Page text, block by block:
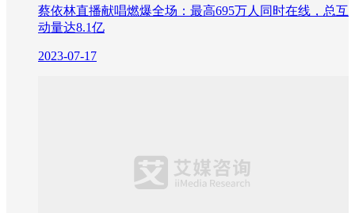
蔡依林直播献唱燃爆全场：最高695万人同时在线，总互
动量达8.1亿
2023-07-17